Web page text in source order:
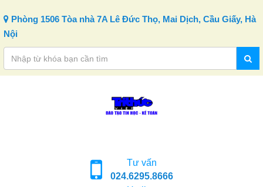
Phòng 1506 Tòa nhà 7A Lê Đức Thọ, Mai Dịch, Cầu Giấy, Hà
Nội
Tư vấn
024.6295.8666